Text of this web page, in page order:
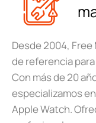
Desde 2004,
de referencia
Con más de 20
especializamos
Apple Watch.